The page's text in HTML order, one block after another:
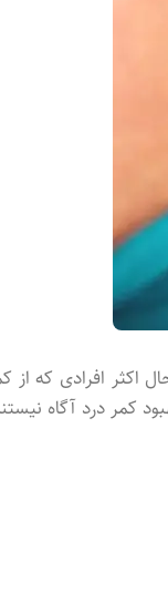
اکثر افرادی که از
کمر درد آگاه